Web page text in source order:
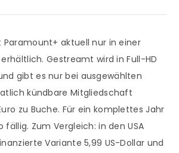
Paramount+ aktuell nur in einer
Gestreamt wird in Full-HD
gibt es nur bei ausgewählten
kündbare Mitgliedschaft
zu Buche. Für ein komplettes Jahr
fällig. Zum Vergleich: in den USA
Variante 5,99 US-Dollar und